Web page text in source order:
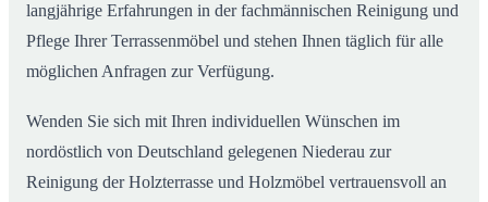
langjährige Erfahrungen in der fachmännischen Reinigung und
Pflege Ihrer Terrassenmöbel und stehen Ihnen täglich für alle
möglichen Anfragen zur Verfügung.
Wenden Sie sich mit Ihren individuellen Wünschen im
nordöstlich von Deutschland gelegenen Niederau zur
Reinigung der Holzterrasse und Holzmöbel vertrauensvoll an